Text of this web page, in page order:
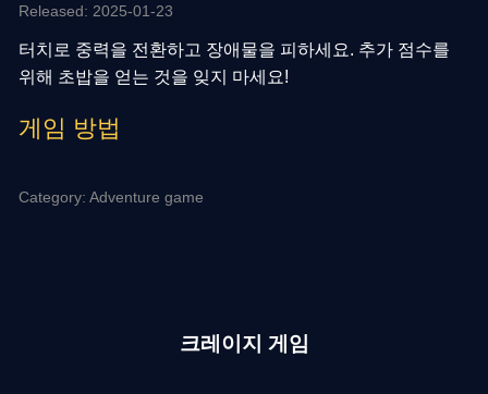
Released: 2025-01-23
터치로 중력을 전환하고 장애물을 피하세요. 추가 점수를
위해 초밥을 얻는 것을 잊지 마세요!
게임 방법
Category: Adventure game
크레이지 게임